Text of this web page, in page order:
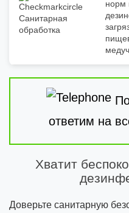
Санитарная
обработка
норм
ответим на
Хватит
Доверьте санитарную